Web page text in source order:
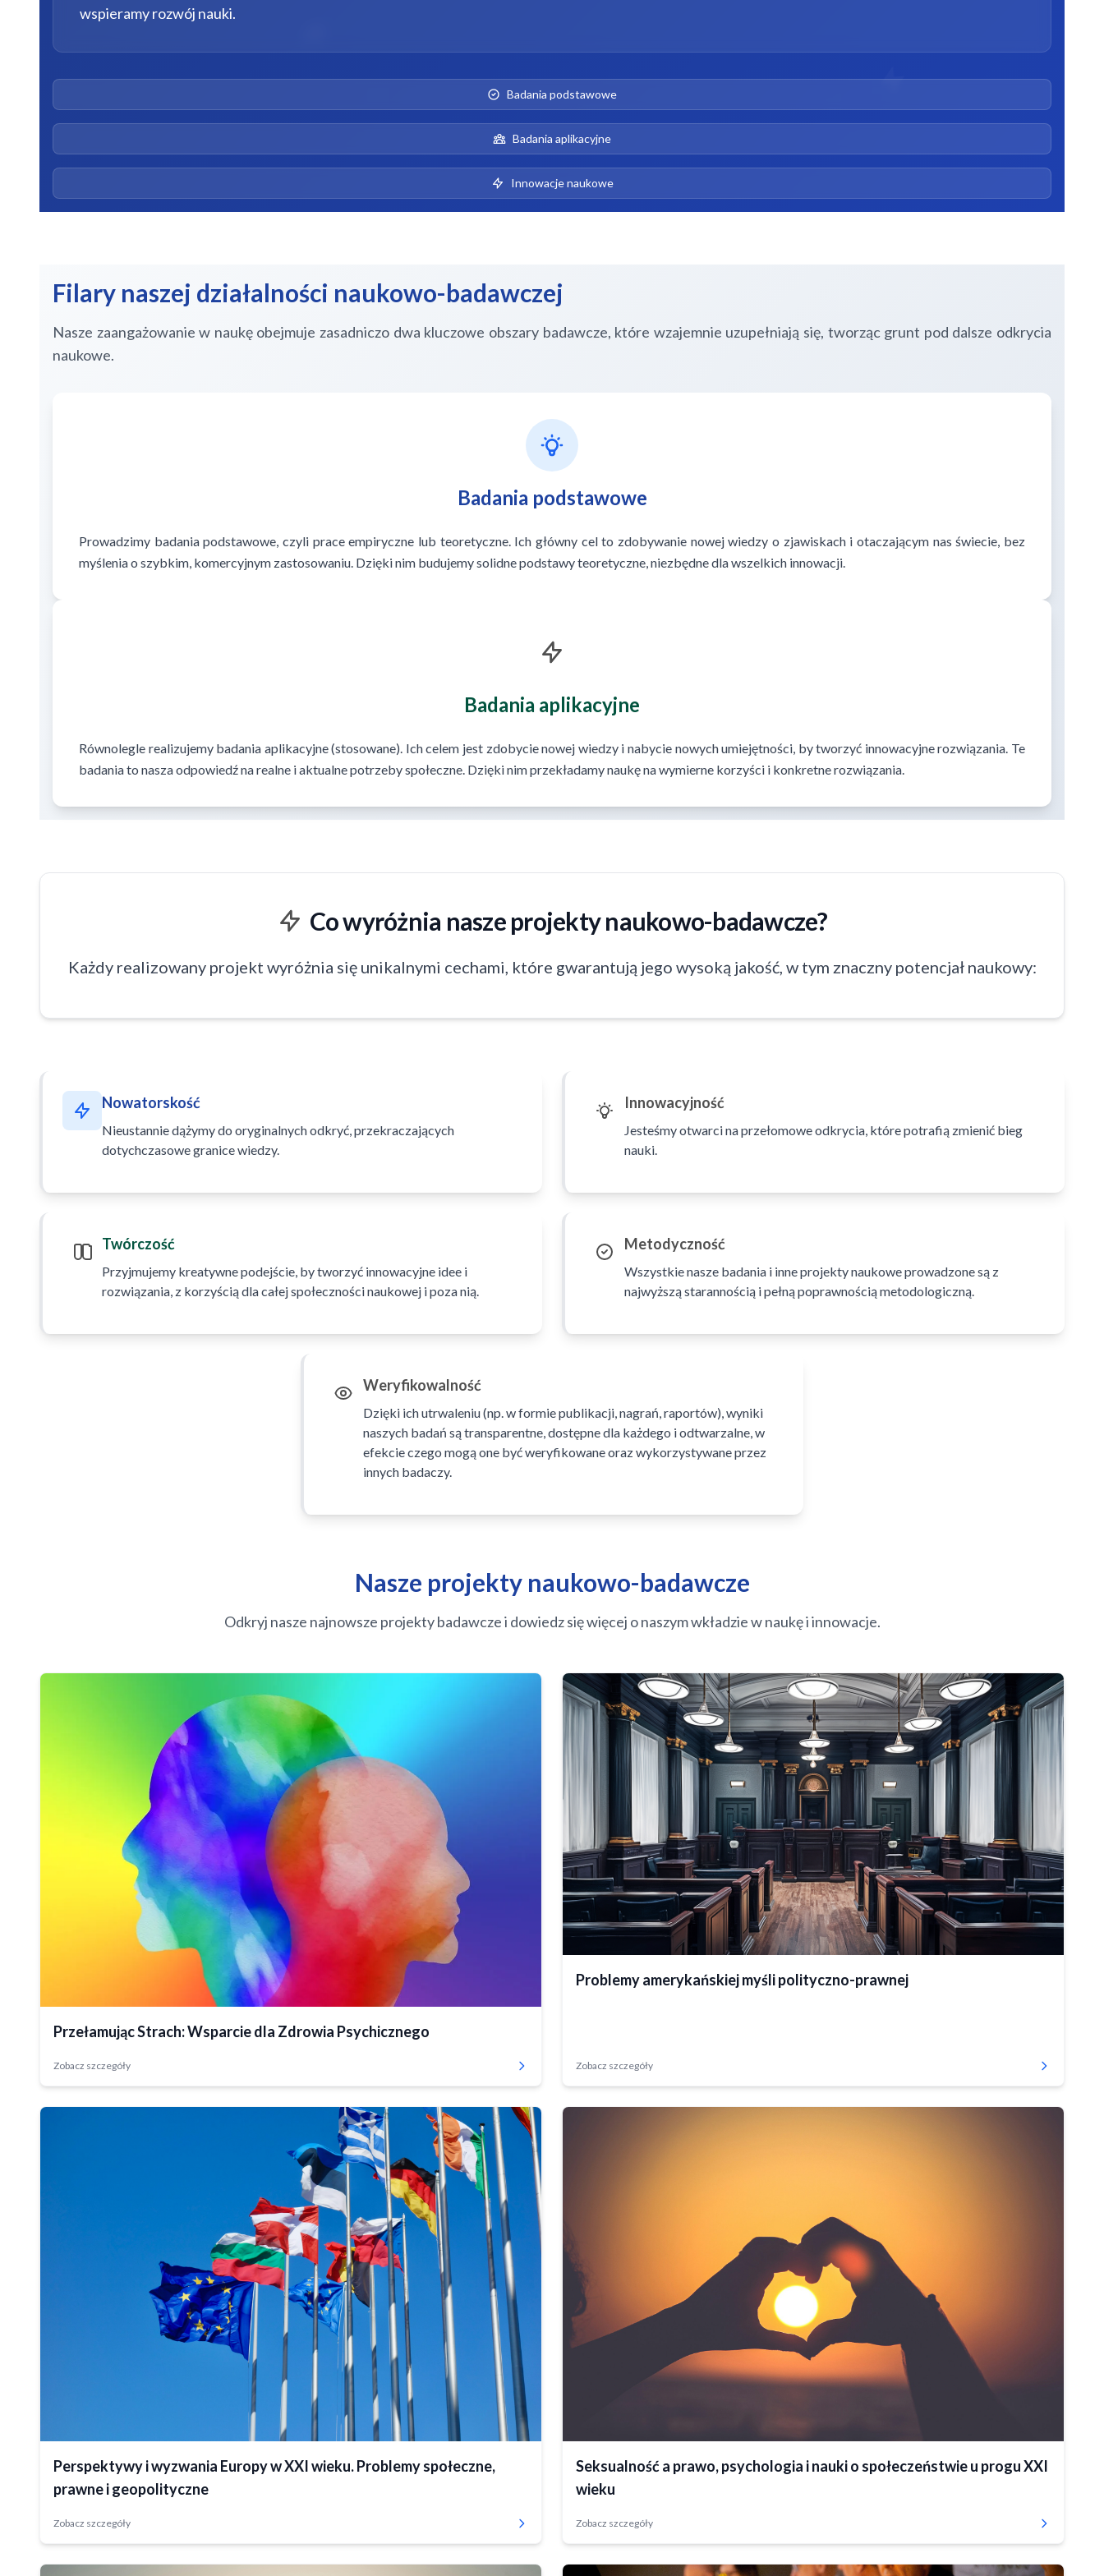
wspieramy rozwój nauki.
Badania podstawowe
Badania aplikacyjne
Innowacje naukowe
Filary naszej działalności naukowo-badawczej
Nasze zaangażowanie w naukę obejmuje zasadniczo dwa kluczowe obszary badawcze, które wzajemnie uzupełniają się, tworząc grunt pod dalsze odkrycia
naukowe.
Badania podstawowe
Prowadzimy badania podstawowe, czyli prace empiryczne lub teoretyczne. Ich główny cel to zdobywanie nowej wiedzy o zjawiskach i otaczającym nas świecie, bez
myślenia o szybkim, komercyjnym zastosowaniu. Dzięki nim budujemy solidne podstawy teoretyczne, niezbędne dla wszelkich innowacji.
Badania aplikacyjne
Równolegle realizujemy badania aplikacyjne (stosowane). Ich celem jest zdobycie nowej wiedzy i nabycie nowych umiejętności, by tworzyć innowacyjne rozwiązania. Te
badania to nasza odpowiedź na realne i aktualne potrzeby społeczne. Dzięki nim przekładamy naukę na wymierne korzyści i konkretne rozwiązania.
Co wyróżnia nasze projekty naukowo-badawcze?
Każdy realizowany projekt wyróżnia się unikalnymi cechami, które gwarantują jego wysoką jakość, w tym znaczny potencjał naukowy:
Nowatorskość
Nieustannie dążymy do oryginalnych odkryć, przekraczających
dotychczasowe granice wiedzy.
Innowacyjność
Jesteśmy otwarci na przełomowe odkrycia, które potrafią zmienić bieg
nauki.
Twórczość
Przyjmujemy kreatywne podejście, by tworzyć innowacyjne idee i
rozwiązania, z korzyścią dla całej społeczności naukowej i poza nią.
Metodyczność
Wszystkie nasze badania i inne projekty naukowe prowadzone są z
najwyższą starannością i pełną poprawnością metodologiczną.
Weryfikowalność
Dzięki ich utrwaleniu (np. w formie publikacji, nagrań, raportów), wyniki
naszych badań są transparentne, dostępne dla każdego i odtwarzalne, w
efekcie czego mogą one być weryfikowane oraz wykorzystywane przez
innych badaczy.
Nasze projekty naukowo-badawcze
Odkryj nasze najnowsze projekty badawcze i dowiedz się więcej o naszym wkładzie w naukę i innowacje.
Przełamując Strach: Wsparcie dla Zdrowia Psychicznego
Zobacz szczegóły
Problemy amerykańskiej myśli polityczno-prawnej
Zobacz szczegóły
Perspektywy i wyzwania Europy w XXI wieku. Problemy społeczne,
prawne i geopolityczne
Zobacz szczegóły
Seksualność a prawo, psychologia i nauki o społeczeństwie u progu XXI
wieku
Zobacz szczegóły